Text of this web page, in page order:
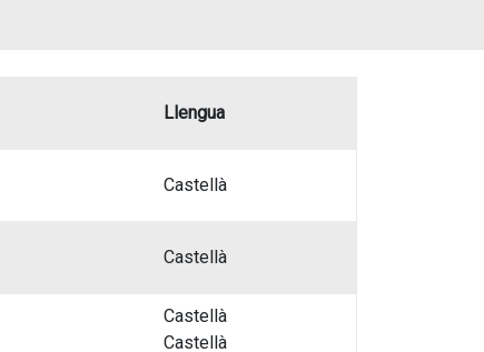
Llengua
Castellà
Castellà
Castellà
Castellà